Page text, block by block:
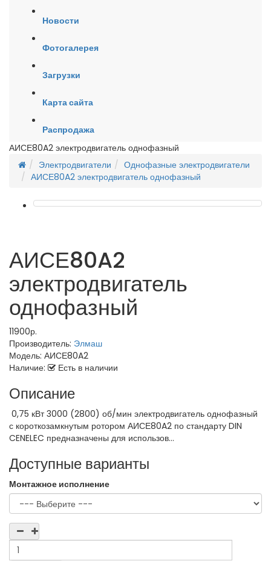
Новости
Фотогалерея
Загрузки
Карта сайта
Распродажа
АИСЕ80A2 электродвигатель однофазный
Электродвигатели
Однофазные электродвигатели
АИСЕ80A2 электродвигатель однофазный
АИСЕ80A2
электродвигатель
однофазный
11900р.
Производитель: Элмаш
Модель: АИСЕ80A2
Наличие:
Есть в наличии
Описание
0,75 кВт 3000 (2800) об/мин электродвигатель однофазный
с короткозамкнутым ротором АИСЕ80A2 по стандарту DIN
CENELEC предназначены для использов...
Доступные варианты
Монтажное исполнение